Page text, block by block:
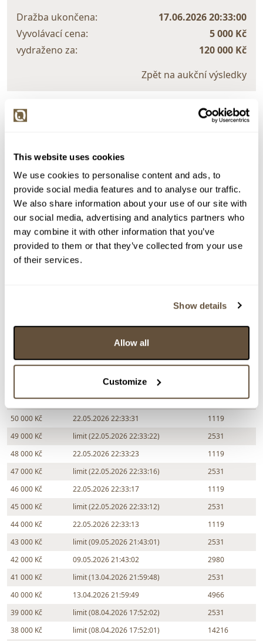
This website uses cookies
We use cookies to personalise content and ads, to
provide social media features and to analyse our traffic.
We also share information about your use of our site with
our social media, advertising and analytics partners who
may combine it with other information that you’ve
provided to them or that they’ve collected from your use
of their services.
Show details
Allow all
Customize
Dražba ukončena:
17.06.2026 20:33:00
Vyvolávací cena:
5 000 Kč
vydraženo za:
120 000 Kč
Zpět na aukční výsledky
Chcete prodat podobný předmět?
Částka Přihozeno
Přihodil
120 000 Kč
17.06.2026 20:29:47
12405
110 000 Kč
limit (17.06.2026 20:29:34)
2531
100 000 Kč
17.06.2026 20:29:35
12405
95 000 Kč
limit (02.06.2026 11:00:55)
11023
75 000 Kč
limit (30.05.2026 23:45:15)
2531
30.05.2026 23:45:16
65 000 Kč
limit (22.05.2026 22:33:37)
2531
22.05.2026 22:33:38
55 000 Kč
limit (22.05.2026 22:33:30)
2531
50 000 Kč
22.05.2026 22:33:31
1119
49 000 Kč
limit (22.05.2026 22:33:22)
2531
48 000 Kč
22.05.2026 22:33:23
1119
47 000 Kč
limit (22.05.2026 22:33:16)
2531
46 000 Kč
22.05.2026 22:33:17
1119
45 000 Kč
limit (22.05.2026 22:33:12)
2531
44 000 Kč
22.05.2026 22:33:13
1119
43 000 Kč
limit (09.05.2026 21:43:01)
2531
42 000 Kč
09.05.2026 21:43:02
2980
41 000 Kč
limit (13.04.2026 21:59:48)
2531
40 000 Kč
13.04.2026 21:59:49
4966
39 000 Kč
limit (08.04.2026 17:52:02)
2531
38 000 Kč
limit (08.04.2026 17:52:01)
14216